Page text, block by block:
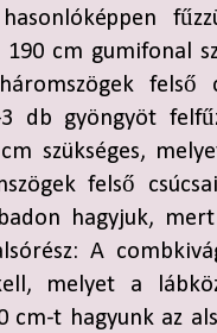
cm gumifonal
db gyöngyöt
szükséges,
felső
hagyjuk,
A
melyet a
cm-t hagyunk az